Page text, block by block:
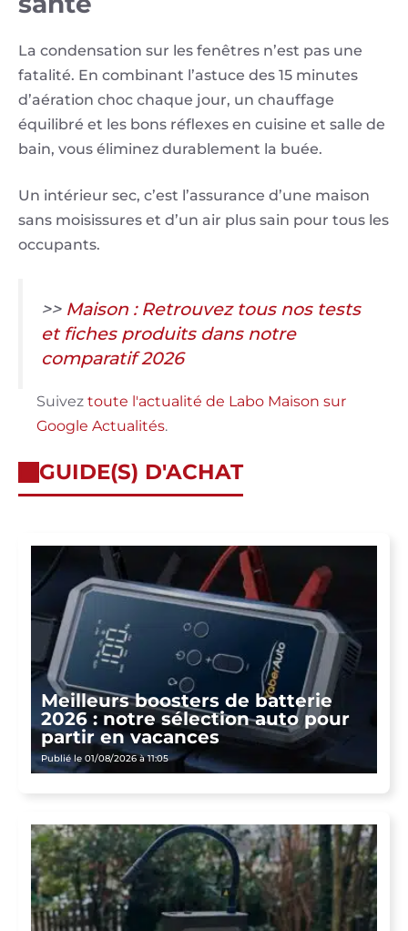
La condensation sur les fenêtres n’est pas une
fatalité. En combinant l’astuce des 15 minutes
d’aération choc chaque jour, un chauffage
équilibré et les bons réflexes en cuisine et salle de
bain, vous éliminez durablement la buée.
Un intérieur sec, c’est l’assurance d’une maison
sans moisissures et d’un air plus sain pour tous les
occupants.
>> Maison : Retrouvez tous nos tests
et fiches produits dans notre
comparatif 2026
Suivez toute l'actualité de Labo Maison sur
Google Actualités.
GUIDE(S) D'ACHAT
Meilleurs boosters de batterie
2026 : notre sélection auto pour
partir en vacances
Publié le 01/08/2026 à 11:05